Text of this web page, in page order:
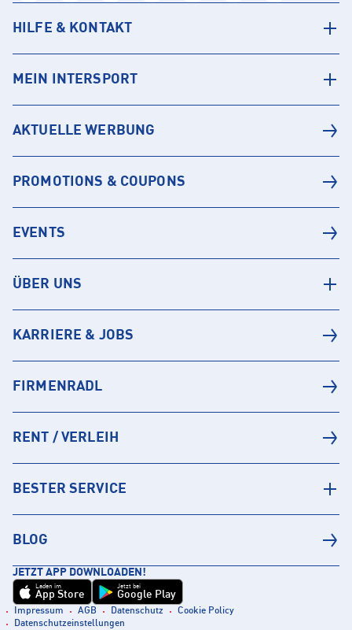
HILFE & KONTAKT
MEIN INTERSPORT
AKTUELLE WERBUNG
PROMOTIONS & COUPONS
EVENTS
ÜBER UNS
KARRIERE & JOBS
FIRMENRADL
RENT / VERLEIH
BESTER SERVICE
BLOG
JETZT APP DOWNLOADEN!
Laden im
App Store
Jetzt bei
Google Play
Impressum AGB Datenschutz
Cookie Policy
Datenschutzeinstellungen